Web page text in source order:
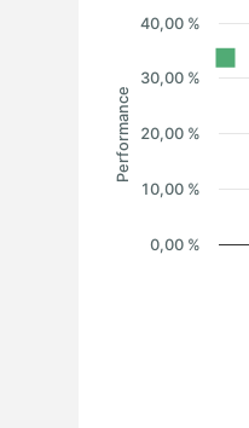
Performance
0,00 %
10,00 %
20,00 %
30,00 %
40,00 %